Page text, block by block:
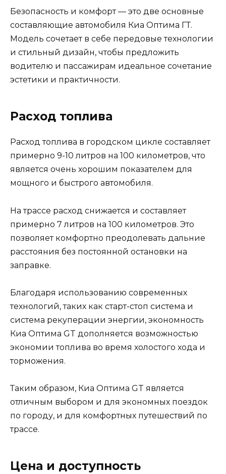
Безопасность и комфорт — это две основные
составляющие автомобиля Киа Оптима ГТ.
Модель сочетает в себе передовые технологии
и стильный дизайн, чтобы предложить
водителю и пассажирам идеальное сочетание
эстетики и практичности.
Расход топлива
Расход топлива в городском цикле составляет
примерно 9-10 литров на 100 километров, что
является очень хорошим показателем для
мощного и быстрого автомобиля.
На трассе расход снижается и составляет
примерно 7 литров на 100 километров. Это
позволяет комфортно преодолевать дальние
расстояния без постоянной остановки на
заправке.
Благодаря использованию современных
технологий, таких как старт-стоп система и
система рекуперации энергии, экономность
Киа Оптима GT дополняется возможностью
экономии топлива во время холостого хода и
торможения.
Таким образом, Киа Оптима GT является
отличным выбором и для экономных поездок
по городу, и для комфортных путешествий по
трассе.
Цена и доступность